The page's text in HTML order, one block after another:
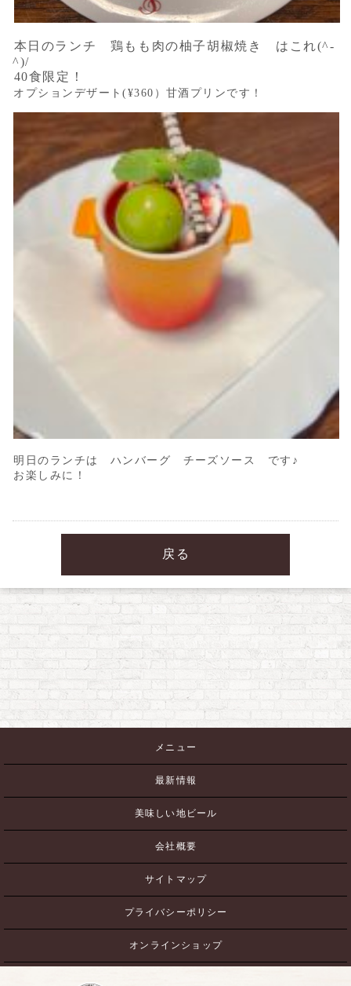
本日のランチ 鶏もも肉の柚子胡椒焼き はこれ(^-
^)/
40食限定！
オプションデザート(¥360）甘酒プリンです！
明日のランチは ハンバーグ チーズソース です♪
お楽しみに！
戻る
メニュー
最新情報
美味しい地ビール
会社概要
サイトマップ
プライバシーポリシー
オンラインショップ